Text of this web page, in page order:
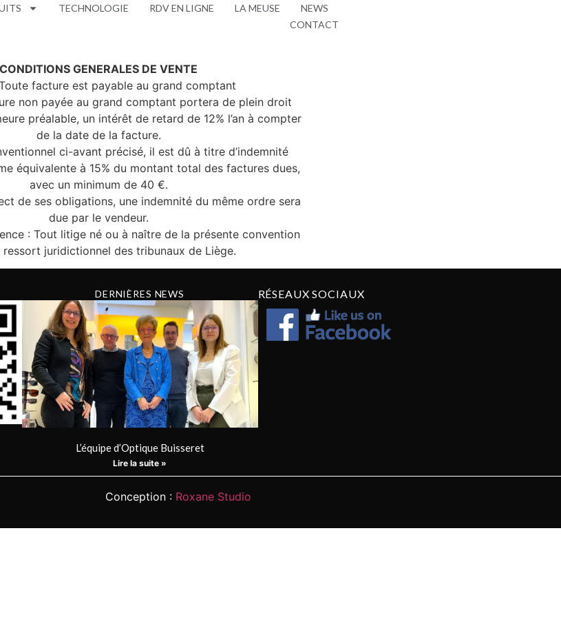
TECHNOLOGIE RDV EN LIGNE LA MEUSE
NEWS
CONTACT
CONDITIONS GENERALES DE VENTE
facture est payable au grand comptant
non payée au grand comptant portera de plein droit
préalable, un intérêt de retard de 12% l’an à compter
de la date de la facture.
ci-avant précisé, il est dû à titre d’indemnité
équivalente à 15% du montant total des factures dues,
avec un minimum de 40 €.
de ses obligations, une indemnité du même ordre sera
due par le vendeur.
: Tout litige né ou à naître de la présente convention
ressort juridictionnel des tribunaux de Liège.
DERNIÈRES NEWS
L’équipe d’Optique Buisseret
Lire la suite »
RÉSEAUX SOCIAUX
Conception : Roxane Studio